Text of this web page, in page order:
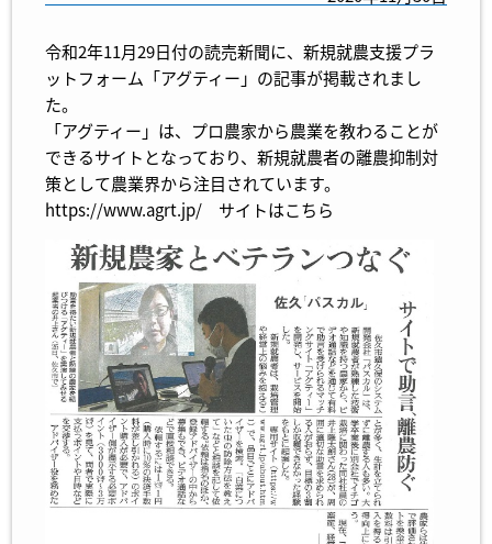
令和2年11月29日付の読売新聞に、新規就農支援プラ
ットフォーム「アグティー」の記事が掲載されまし
た。
「アグティー」は、プロ農家から農業を教わることが
できるサイトとなっており、新規就農者の離農抑制対
策として農業界から注目されています。
https://www.agrt.jp/ サイトはこちら